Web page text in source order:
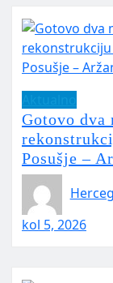
Gotovo
Posušje –
kol 5, 2026